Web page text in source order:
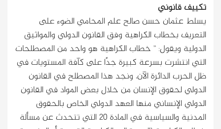
تكييف قانوني
يسلط عثمان حسن صالح علم المحامي الضوء على
التعريف بخطاب الكراهية وفق القانون الدولي والمواثيق
الدولية ويقول: ” خطاب الكراهية هو واحد من المصطلحات
التي انتشرت بسرعة كبيرة جدًا على كآفة المستويات في
ظل الحرب الدائرة الآن، ونجد هذا المصطلح في القانون
الدولي لحقوق الإنسان من خلال بعض المواد في القانون
الدولي الإنساني منها العهد الدولي الخاص بالحقوق
المدنية والسياسية في المادة 20 التي تتحدث عن مسألة